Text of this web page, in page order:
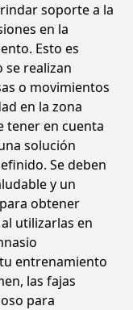
soporte a la
en la
Esto es
se realizan
o movimientos
en la zona
tener en cuenta
solución
Se deben
y un
obtener
utilizarlas en
entrenamiento
las fajas
para